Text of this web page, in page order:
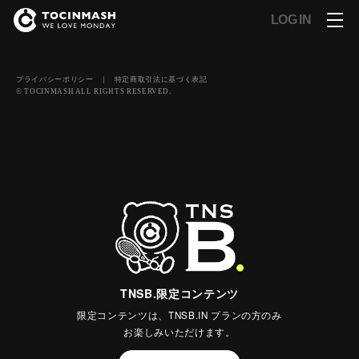
LOG IN
TNSB.限定コンテンツ
限定コンテンツは、TNSB.IN プランの方のみ
お楽しみいただけます。
プライバシーポリシー ｜ 特定商取引法に基づく表記
© TOCINMASH ALL RIGHTS RESERVED.